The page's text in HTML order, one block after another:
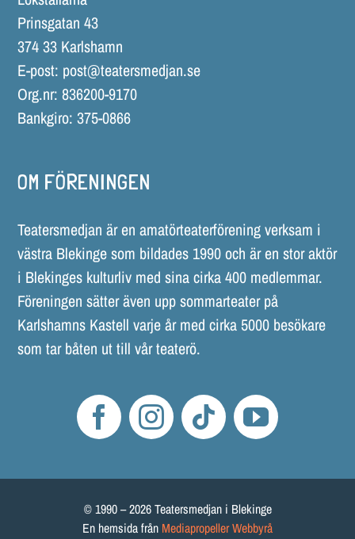
Prinsgatan 43
374 33 Karlshamn
E-post: post@teatersmedjan.se
Org.nr: 836200-9170
Bankgiro: 375-0866
OM FÖRENINGEN
Teatersmedjan är en amatörteaterförening verksam i
västra Blekinge som bildades 1990 och är en stor aktör
i Blekinges kulturliv med sina cirka 400 medlemmar.
Föreningen sätter även upp sommarteater på
Karlshamns Kastell varje år med cirka 5000 besökare
som tar båten ut till vår teaterö.
© 1990 – 2026 Teatersmedjan i Blekinge
En hemsida från Mediapropeller Webbyrå